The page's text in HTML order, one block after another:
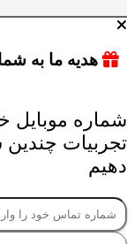
هدیه ما به
شماره موبایل
تجربیات چندین
دهیم